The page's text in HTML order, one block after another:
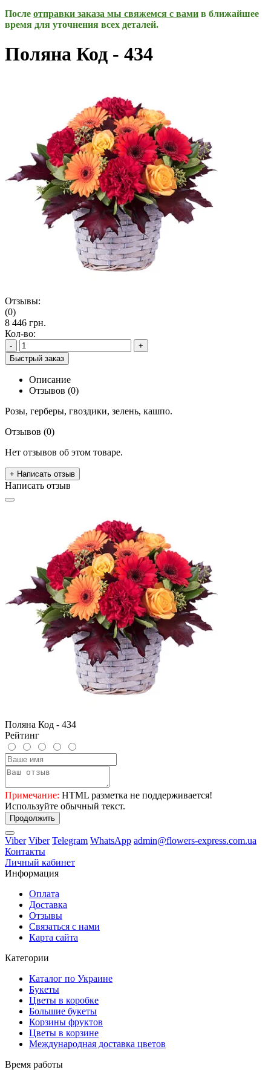
После отправки заказа мы свяжемся с вами в ближайшее
время для уточнения всех деталей.
Поляна Код - 434
Отзывы:
(0)
8 446 грн.
Кол-во:
-
+
Быстрый заказ
Описание
Отзывов (0)
Розы, герберы, гвоздики, зелень, кашпо.
Отзывов (0)
Нет отзывов об этом товаре.
+ Написать отзыв
Написать отзыв
Поляна Код - 434
Рейтинг
Примечание: HTML разметка не поддерживается!
Используйте обычный текст.
Продолжить
Viber Viber Telegram WhatsApp admin@flowers-express.com.ua
Контакты
Личный кабинет
Информация
Оплата
Доставка
Отзывы
Связаться с нами
Карта сайта
Категории
Каталог по Украине
Букеты
Цветы в коробке
Большие букеты
Корзины фруктов
Цветы в корзине
Международная доставка цветов
Время работы